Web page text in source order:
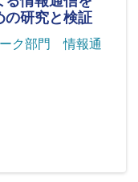
の研究と検証
ク部門 情報通